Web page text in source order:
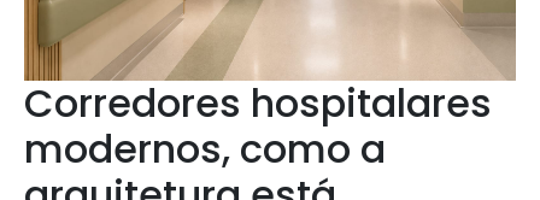
Corredores hospitalares
modernos, como a